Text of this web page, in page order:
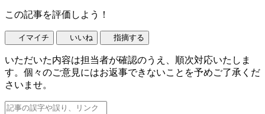
この記事を評価しよう！
イマイチ いいね 指摘する
いただいた内容は担当者が確認のうえ、順次対応いたしま
す。個々のご意見にはお返事できないことを予めご了承くだ
さいませ。